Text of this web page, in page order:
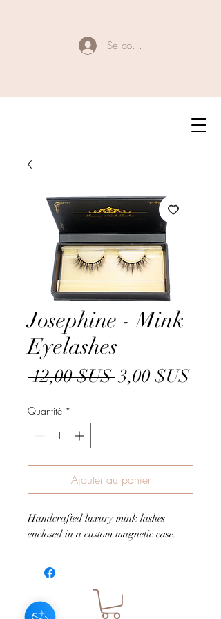
Se connecter
Josephine - Mink
Eyelashes
12,00 $US Prix
3,00 $USPrix
Quantité *
Ajouter au panier
Handcrafted luxury mink lashes
enclosed in a custom magnetic case.